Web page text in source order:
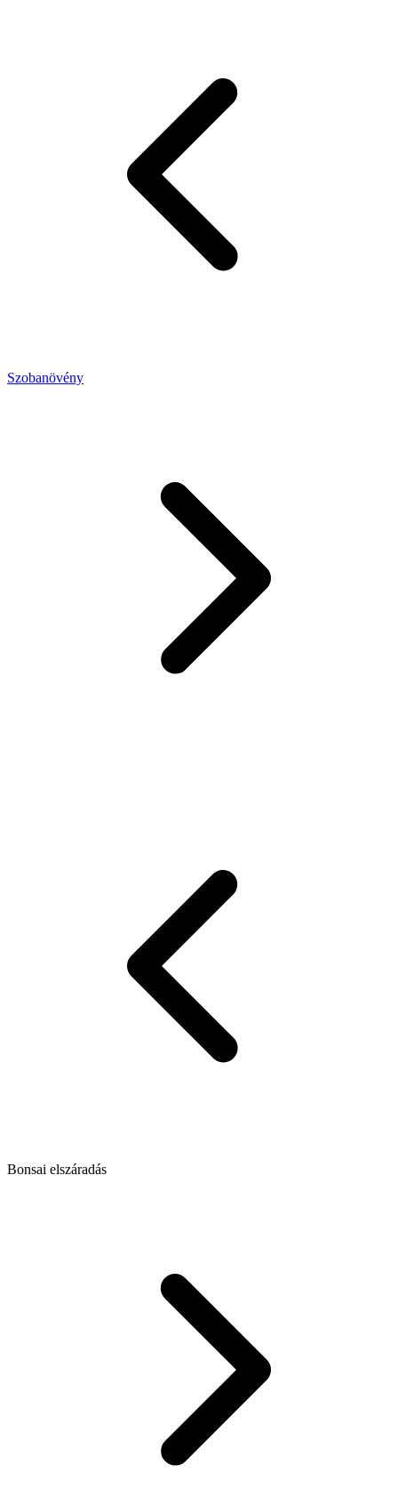
Szobanövény
Bonsai elszáradás